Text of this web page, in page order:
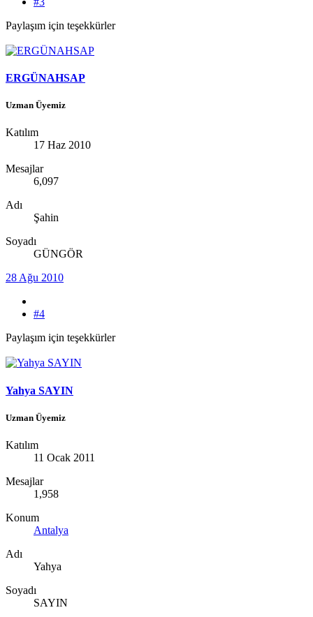
Paylaşım için teşekkürler
ERGÜNAHSAP
Uzman Üyemiz
Katılım
17 Haz 2010
Mesajlar
6,097
Adı
Şahin
Soyadı
GÜNGÖR
28 Ağu 2010
#4
Paylaşım için teşekkürler
Yahya SAYIN
Uzman Üyemiz
Katılım
11 Ocak 2011
Mesajlar
1,958
Konum
Antalya
Adı
Yahya
Soyadı
SAYIN